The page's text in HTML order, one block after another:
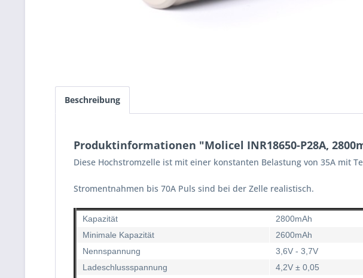
Beschreibung
Produktinformationen "Molicel INR18650-P28A,
Diese Hochstromzelle ist mit einer konstanten Belastung von 35A mit
Stromentnahmen bis 70A Puls sind bei der Zelle realistisch.
Kapazität
2800mAh
Minimale Kapazität
2600mAh
Nennspannung
3,6V - 3,7V
Ladeschlussspannung
4,2V ± 0,05